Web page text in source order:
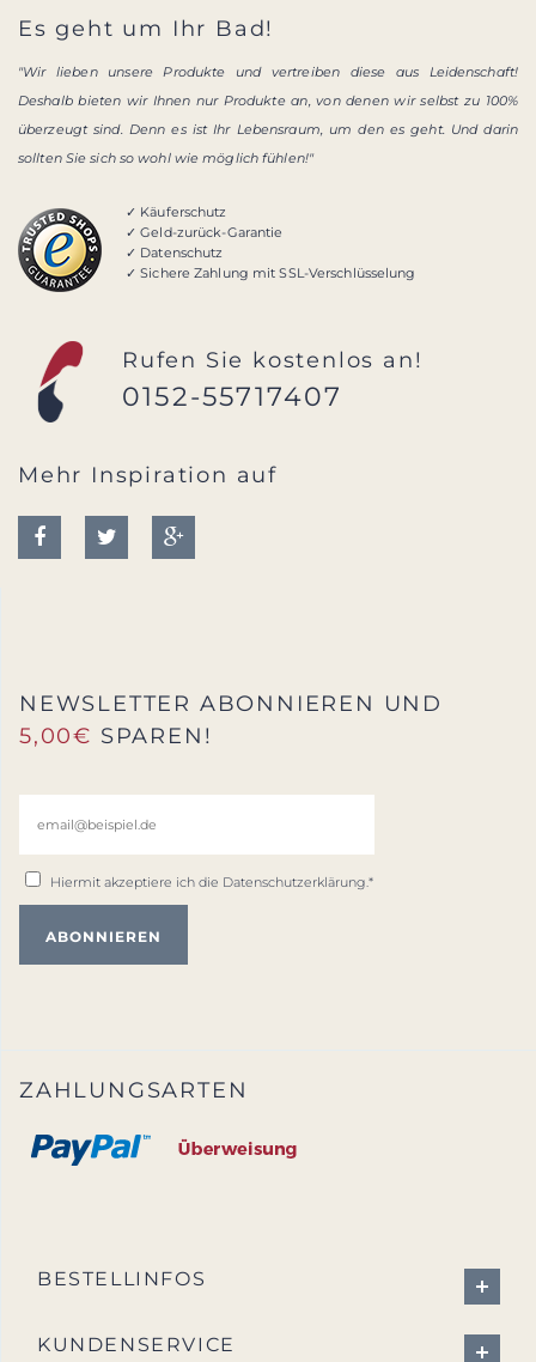
Es geht um Ihr Bad!
"Wir lieben unsere Produkte und vertreiben diese aus Leidenschaft!
Deshalb bieten wir Ihnen nur Produkte an, von denen wir selbst zu 100%
überzeugt sind. Denn es ist Ihr Lebensraum, um den es geht. Und darin
sollten Sie sich so wohl wie möglich fühlen!"
✓ Käuferschutz
✓ Geld-zurück-Garantie
✓ Datenschutz
✓ Sichere Zahlung mit SSL-Verschlüsselung
Rufen Sie kostenlos an!
0152-55717407
Mehr Inspiration auf
NEWSLETTER ABONNIEREN UND
5,00€ SPAREN!
Hiermit akzeptiere ich die Datenschutzerklärung.*
ZAHLUNGSARTEN
BESTELLINFOS
KUNDENSERVICE